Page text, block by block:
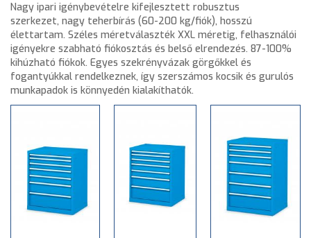
Nagy ipari igénybevételre kifejlesztett robusztus
szerkezet, nagy teherbírás (60-200 kg/fiók), hosszú
élettartam. Széles méretválaszték XXL méretig, felhasználói
igényekre szabható fiókosztás és belső elrendezés. 87-100%
kihúzható fiókok. Egyes szekrényvázak görgőkkel és
fogantyúkkal rendelkeznek, így szerszámos kocsik és gurulós
munkapadok is könnyedén kialakíthatók.